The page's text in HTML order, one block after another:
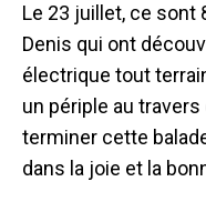
Le 23 juillet, ce sont
Denis qui ont
électrique tout
un périple au
terminer cette
dans la joie et la